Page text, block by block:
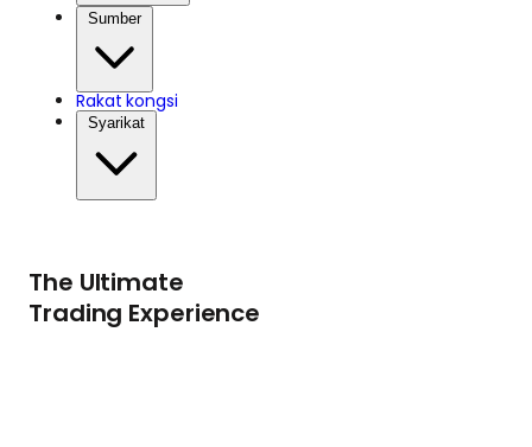
Sumber
Rakat kongsi
Syarikat
The Ultimate
Trading Experience